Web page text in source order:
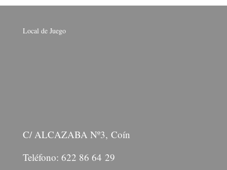
Local de Juego
C/ ALCAZABA Nº3, Coín
Teléfono: 622 86 64 29